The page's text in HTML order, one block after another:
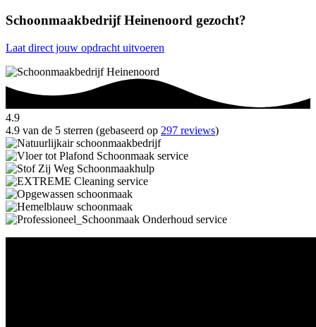
Schoonmaakbedrijf Heinenoord gezocht?
Laat direct jouw opdracht uitvoeren
4.9
4.9 van de 5 sterren (gebaseerd op 297 reviews)